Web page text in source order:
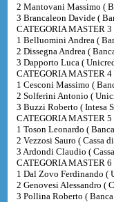
2 Mantovani Massimo (
3 Brancaleon Davide (
CATEGORIA MASTER 3
1 Belluomini Andrea (
2 Dissegna Andrea (
3 Dapporto Luca (
CATEGORIA MASTER 4
1 Cesconi Massimo (
2 Solferini Antonio (
3 Buzzi Roberto ( Intesa
CATEGORIA MASTER 5
1 Toson Leonardo (
2 Vezzosi Sauro ( Cassa
3 Ardondi Claudio (
CATEGORIA MASTER 6
1 Dal Zovo Ferdinando (
2 Genovesi Alessandro (
3 Pollina Roberto (